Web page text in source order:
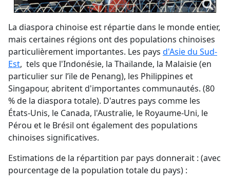
La diaspora chinoise est répartie dans le monde entier,
mais certaines régions ont des populations chinoises
particulièrement importantes. Les pays d'Asie du Sud-
Est, tels que l'Indonésie, la Thaïlande, la Malaisie (en
particulier sur l’ile de Penang), les Philippines et
Singapour, abritent d'importantes communautés. (80
% de la diaspora totale). D'autres pays comme les
États-Unis, le Canada, l'Australie, le Royaume-Uni, le
Pérou et le Brésil ont également des populations
chinoises significatives.
Estimations de la répartition par pays donnerait : (avec
pourcentage de la population totale du pays) :